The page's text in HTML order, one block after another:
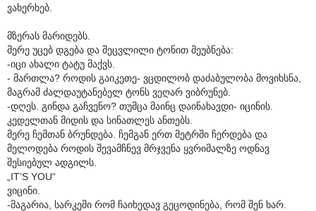
ვახერხებ.
მზერას მარიდებს.
მერე უცებ დგება და შეცვლილი ტონით მეუბნება:
-იცი ახალი ტატუ მაქვს.
- მართლა? როდის გაიკეთე- ვცდილობ დაძაბულობა მოვიხსნა,
მაგრამ ძალდაუტანებელ ტონს ვეღარ ვიბრუნებ.
-დღეს. გინდა გაჩვენო? თუმცა მაინც დაინახავდი- იცინის.
კედელთან მიდის და სინათლეს ანთებს.
მერე ჩემთან ბრუნდება. ჩემგან ერთ მეტრში ჩერდება და
მელოდება როდის შევამჩნევ მრჯვენა ყვრიმალზე ოდნავ
შესიებულ ადგილს.
„IT’S YOU“
ვიცინი.
-მაგარია, სარკეში რომ ჩაიხედავ გეცოდინება, რომ შენ ხარ.